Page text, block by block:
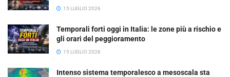
15 LUGLIO 2026
Temporali forti oggi in Italia: le zone più a rischio e
gli orari del peggioramento
15 LUGLIO 2026
Intenso sistema temporalesco a mesoscala sta